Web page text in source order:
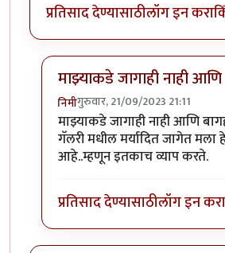
प्रतिसाद देण्यासाठीलॉग इन करा
माझ्याकडे जागाही नाही आणि
निमीगुरुवार, 21/09/2023 21:11
In reply toप्रयोग चालू द्या.
माझ्याकडे जागाही नाही आणि
गॅलरी मधील मर्यादित जागेत
आहे..म्हणून इतकाच व्याप करते.
प्रतिसाद देण्यासाठीलॉग इन करा